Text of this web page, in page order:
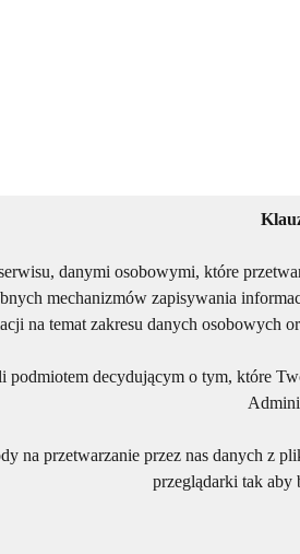
danymi osobowymi, które
mechanizmów zapisywania
na temat zakresu danych osobowych
podmiotem decydującym o tym, które
na przetwarzanie przez nas danych z
przeglądarki tak aby